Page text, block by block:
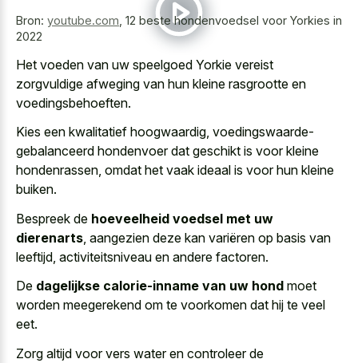
Bron: youtube.com, 12 beste hondenvoedsel voor Yorkies in
2022
Het voeden van uw speelgoed Yorkie vereist
zorgvuldige afweging van hun kleine rasgrootte en
voedingsbehoeften.
Kies een kwalitatief hoogwaardig, voedingswaarde-
gebalanceerd hondenvoer dat geschikt is voor kleine
hondenrassen, omdat het vaak ideaal is voor hun kleine
buiken.
Bespreek de hoeveelheid voedsel met uw
dierenarts , aangezien deze kan variëren op basis van
leeftijd, activiteitsniveau en andere factoren.
De dagelijkse calorie-inname van uw hond moet
worden meegerekend om te voorkomen dat hij te veel
eet.
Zorg altijd voor vers water en controleer de